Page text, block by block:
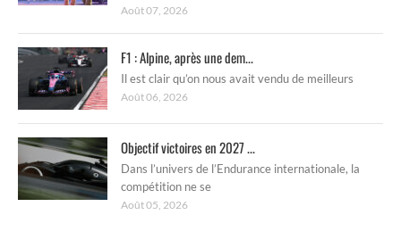
Août 07, 2026
F1 : Alpine, après une dem...
Il est clair qu’on nous avait vendu de meilleurs
Août 06, 2026
Objectif victoires en 2027 ...
Dans l’univers de l’Endurance internationale, la
compétition ne se
Août 05, 2026